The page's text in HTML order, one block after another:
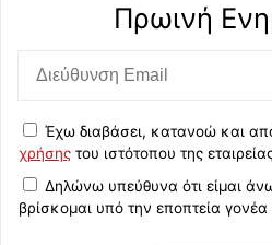
Πρωινή
Έχω διαβάσει, κατανοώ και
χρήσης του ιστότοπου της
Δηλώνω υπεύθυνα ότι είμαι
βρίσκομαι υπό την εποπτεία